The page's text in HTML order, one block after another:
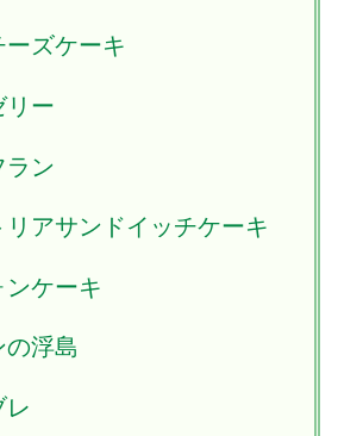
ズケーキ
リー
ラン
アサンドイッチケーキ
ケーキ
浮島
レ